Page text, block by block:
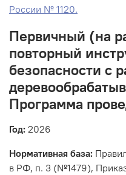
России № 1120.
Первичный (на
повторный
безопасности с
Программа
Год: 2026
Нормативная база:
в РФ, п. 3 (№1479),